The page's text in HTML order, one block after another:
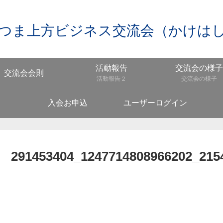
ま上方ビジネス交流会（かけは
交流会会則
活動報告
活動報告２
交流会の様子
交流会の様子
入会お申込 ユーザーログイン